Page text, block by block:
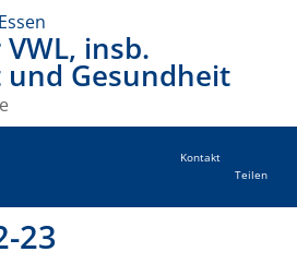
insb.
Gesundheit
Kontakt
Teilen
23